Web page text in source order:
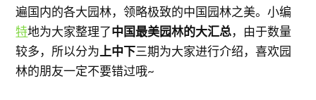
遍国内的各大园林，领略极致的中国园林之美。小编
特地为大家整理了中国最美园林的大汇总，由于数量
较多，所以分为 上中下三期为大家进行介绍，喜欢园
林的朋友一定不要错过哦~